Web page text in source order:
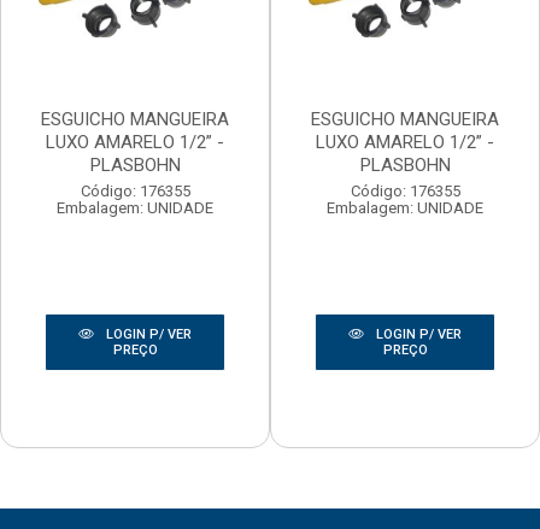
ESGUICHO MANGUEIRA
LUXO AMARELO 1/2” -
PLASBOHN
Código: 176355
Embalagem: UNIDADE
LOGIN P/ VER
PREÇO
ESGUICHO MANGUEIRA
LUXO AMARELO 1/2” -
PLASBOHN
Código: 176355
Embalagem: UNIDADE
LOGIN P/ VER
PREÇO